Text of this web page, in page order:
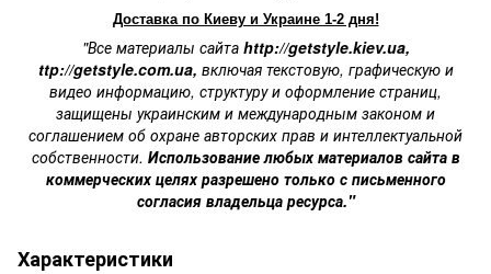
Доставка по Киеву и Украине 1-2 дня!
"Все материалы сайта http://getstyle.kiev.ua,
ttp://getstyle.com.ua, включая текстовую, графическую и
видео информацию, структуру и оформление страниц,
защищены украинским и международным законом и
соглашением об охране авторских прав и интеллектуальной
собственности. Использование любых материалов сайта в
коммерческих целях разрешено только с письменного
согласия владельца ресурса."
Характеристики